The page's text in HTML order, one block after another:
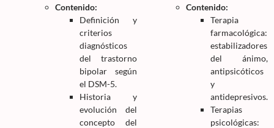
Contenido:
Definición y
criterios
diagnósticos
del trastorno
bipolar según
el DSM-5.
Historia y
evolución del
concepto del
Contenido:
Terapia
farmacológica:
estabilizadores
del ánimo,
antipsicóticos
y
antidepresivos.
Terapias
psicológicas: